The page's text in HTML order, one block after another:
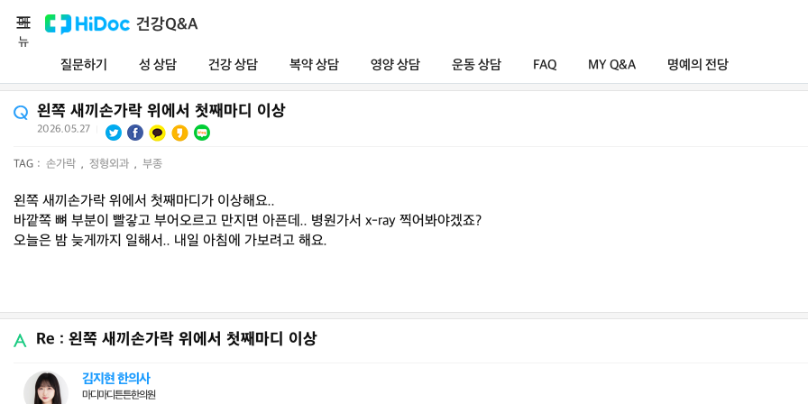
건강Q&A
질문하기 성 상담 건강 상담 복약 상담 영양 상담 운동 상담 FAQ MY Q&A 명예의 전당
메
뉴
왼쪽 새끼손가락 위에서 첫째마디 이상
2026.05.27
TAG : 손가락 , 정형외과 , 부종
왼쪽 새끼손가락 위에서 첫째마디가 이상해요..
바깥쪽 뼈 부분이 빨갛고 부어오르고 만지면 아픈데.. 병원가서 x-ray 찍어봐야겠죠?
오늘은 밤 늦게까지 일해서.. 내일 아침에 가보려고 해요.
Re : 왼쪽 새끼손가락 위에서 첫째마디 이상
김지현 한의사
마디마디튼튼한의원